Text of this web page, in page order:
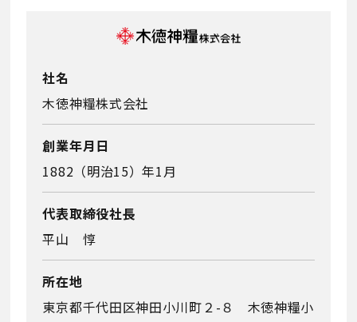
社名
木徳神糧株式会社
創業年月日
1882（明治15）年1月
代表取締役社長
平山 惇
所在地
東京都千代田区神田小川町２-８ 木徳神糧小